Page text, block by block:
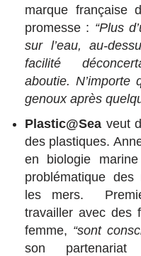
marque française
promesse : “Plus
sur l’eau, au-
facilité
aboutie. N’importe
genoux après
Plastic@Sea veut
des plastiques.
en biologie
problématique
les mers.
travailler avec des
femme, “sont
son partenariat